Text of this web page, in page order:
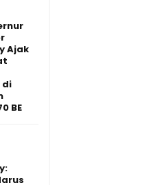
Ajak
di
BE